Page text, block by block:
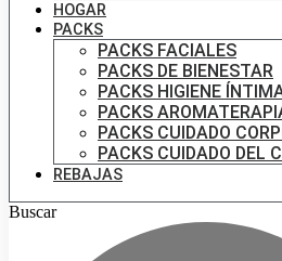
HOGAR
PACKS
PACKS FACIALES
PACKS DE BIENESTAR
PACKS HIGIENE
PACKS
PACKS CUIDADO
PACKS CUIDADO DEL
REBAJAS
Buscar